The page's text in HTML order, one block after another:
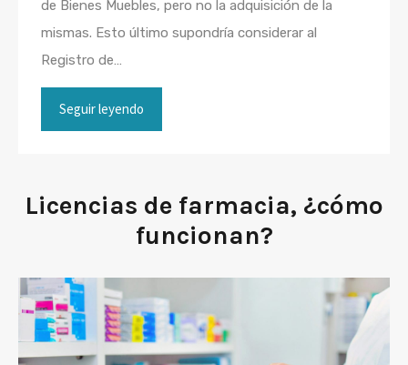
de Bienes Muebles, pero no la adquisición de la
mismas. Esto último supondría considerar al
Registro de…
Seguir leyendo
Licencias de farmacia, ¿cómo
funcionan?